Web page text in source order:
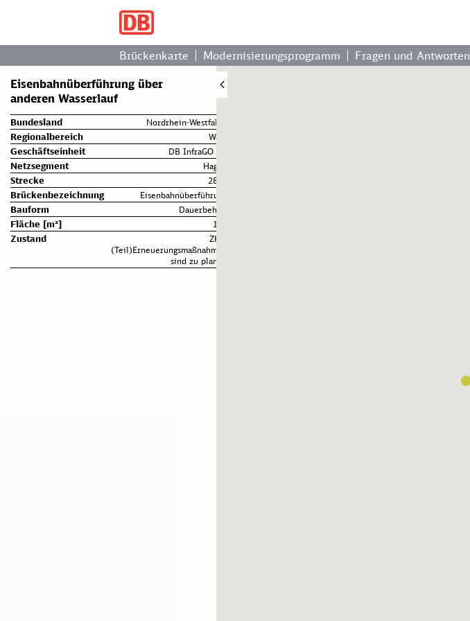
Brückenkarte Modernisierungsprogramm Fragen und Antworten
Eisenbahnüberführung über
anderen Wasserlauf
Bundesland Nordrhein-Westfalen
Regionalbereich West
Geschäftseinheit DB InfraGO AG
Netzsegment Hagen
Strecke 2871
Brückenbezeichnung Eisenbahnüberführung
Bauform Dauerbehelf
Fläche [m²] 189
Zustand
ZK 4
(Teil)Erneuerungsmaßnahmen
sind zu planen